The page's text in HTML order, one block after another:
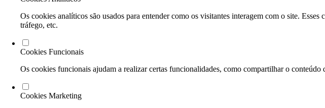
Os cookies analíticos são usados para entender como os visitantes interagem com o site.
tráfego, etc.
Cookies Funcionais
Os cookies funcionais ajudam a realizar certas funcionalidades, como compartilhar o
Cookies Marketing